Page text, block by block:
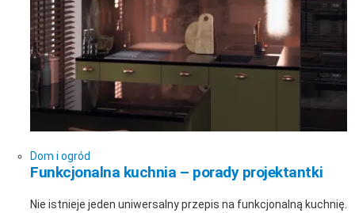
Dom i ogród
Funkcjonalna kuchnia – porady projektantki
Nie istnieje jeden uniwersalny przepis na funkcjonalną kuchnię.